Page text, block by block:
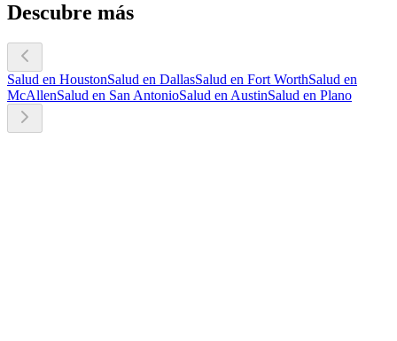
Descubre más
Salud en HoustonSalud en DallasSalud en Fort WorthSalud en
McAllenSalud en San AntonioSalud en AustinSalud en Plano